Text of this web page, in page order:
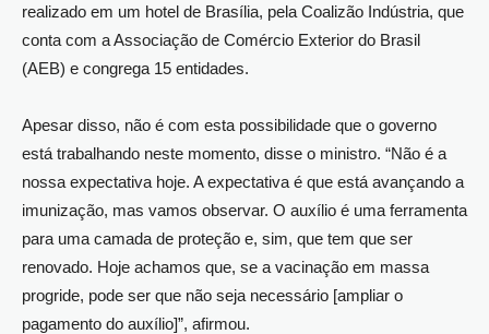
realizado em um hotel de Brasília, pela Coalizão Indústria, que
conta com a Associação de Comércio Exterior do Brasil
(AEB) e congrega 15 entidades.
Apesar disso, não é com esta possibilidade que o governo
está trabalhando neste momento, disse o ministro. “Não é a
nossa expectativa hoje. A expectativa é que está avançando a
imunização, mas vamos observar. O auxílio é uma ferramenta
para uma camada de proteção e, sim, que tem que ser
renovado. Hoje achamos que, se a vacinação em massa
progride, pode ser que não seja necessário [ampliar o
pagamento do auxílio]”, afirmou.